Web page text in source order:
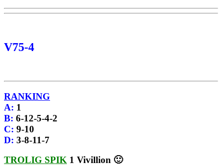
V75-4
RANKING
A: 1
B: 6-12-5-4-2
C: 9-10
D: 3-8-11-7
TROLIG SPIK 1 Vivillion 🙂